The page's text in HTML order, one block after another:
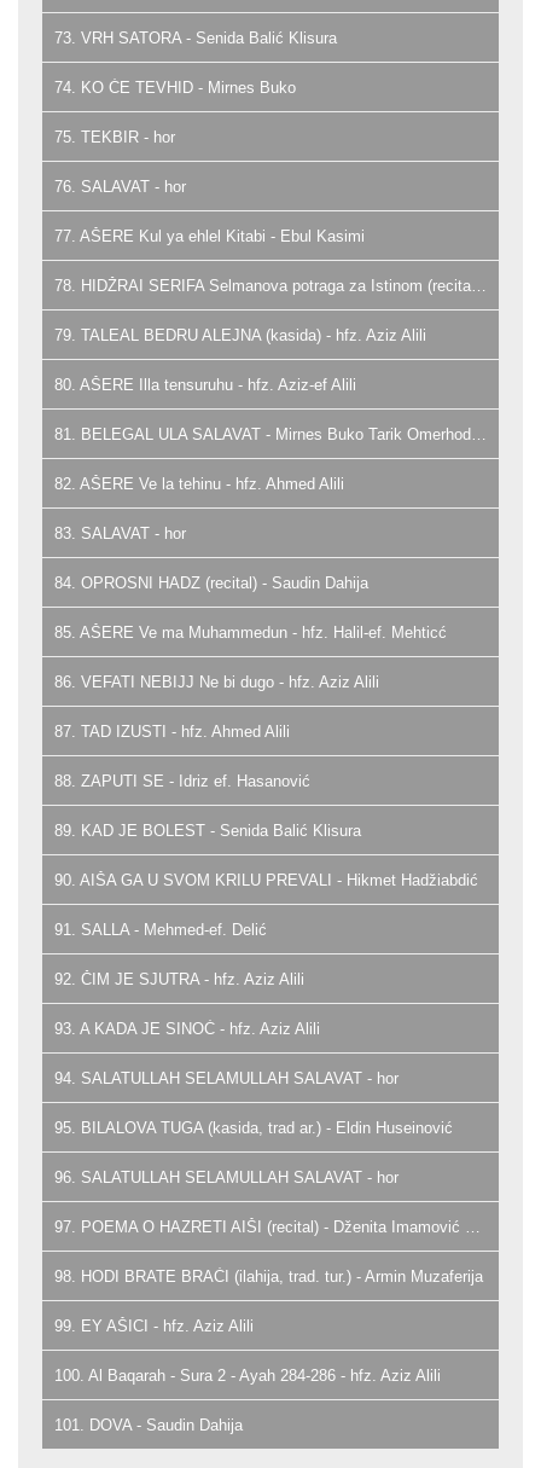
73. VRH SATORA - Senida Balić Klisura
74. KO ĆE TEVHID - Mirnes Buko
75. TEKBIR - hor
76. SALAVAT - hor
77. AŠERE Kul ya ehlel Kitabi - Ebul Kasimi
79. TALEAL BEDRU ALEJNA (kasida) - hfz. Aziz Alili
80. AŠERE Illa tensuruhu - hfz. Aziz-ef Alili
82. AŠERE Ve la tehinu - hfz. Ahmed Alili
83. SALAVAT - hor
84. OPROSNI HADZ (recital) - Saudin Dahija
85. AŠERE Ve ma Muhammedun - hfz. Halil-ef. Mehticć
86. VEFATI NEBIJJ Ne bi dugo - hfz. Aziz Alili
87. TAD IZUSTI - hfz. Ahmed Alili
88. ZAPUTI SE - Idriz ef. Hasanović
89. KAD JE BOLEST - Senida Balić Klisura
90. AIŠA GA U SVOM KRILU PREVALI - Hikmet Hadžiabdić
91. SALLA - Mehmed-ef. Delić
92. ČIM JE SJUTRA - hfz. Aziz Alili
93. A KADA JE SINOĆ - hfz. Aziz Alili
94. SALATULLAH SELAMULLAH SALAVAT - hor
95. BILALOVA TUGA (kasida, trad ar.) - Eldin Huseinović
96. SALATULLAH SELAMULLAH SALAVAT - hor
98. HODI BRATE BRAĆI (ilahija, trad. tur.) - Armin Muzaferija
99. EY AŠICI - hfz. Aziz Alili
100. Al Baqarah - Sura 2 - Ayah 284-286 - hfz. Aziz Alili
101. DOVA - Saudin Dahija